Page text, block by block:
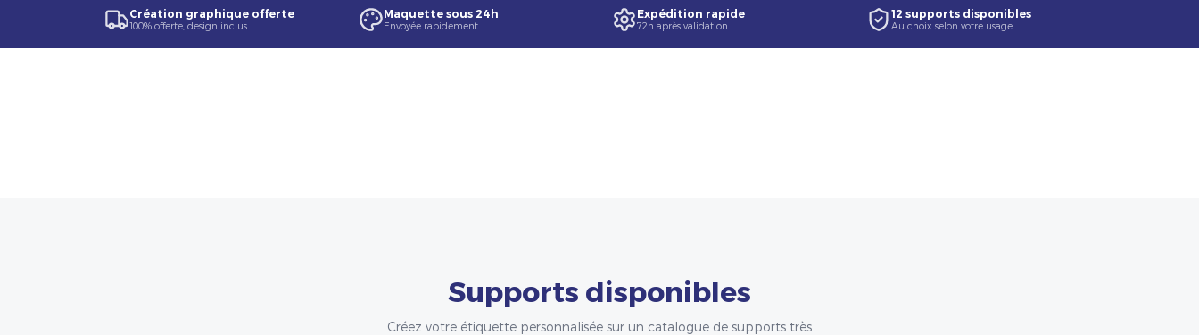
Création graphique offerte
100% offerte, design inclus
Maquette sous 24h
Envoyée rapidement
Expédition rapide
72h après validation
12 supports disponibles
Au choix selon votre usage
Supports disponibles
Créez votre étiquette personnalisée sur un catalogue de supports très